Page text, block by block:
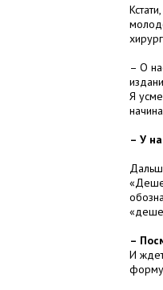
– О
Я
– У
–
И